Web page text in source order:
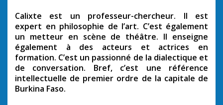
Calixte est un professeur-chercheur. Il est
expert en philosophie de l’art. C’est également
un metteur en scène de théâtre. Il enseigne
également à des acteurs et actrices en
formation. C’est un passionné de la dialectique et
de conversation. Bref, c’est une référence
intellectuelle de premier ordre de la capitale de
Burkina Faso.